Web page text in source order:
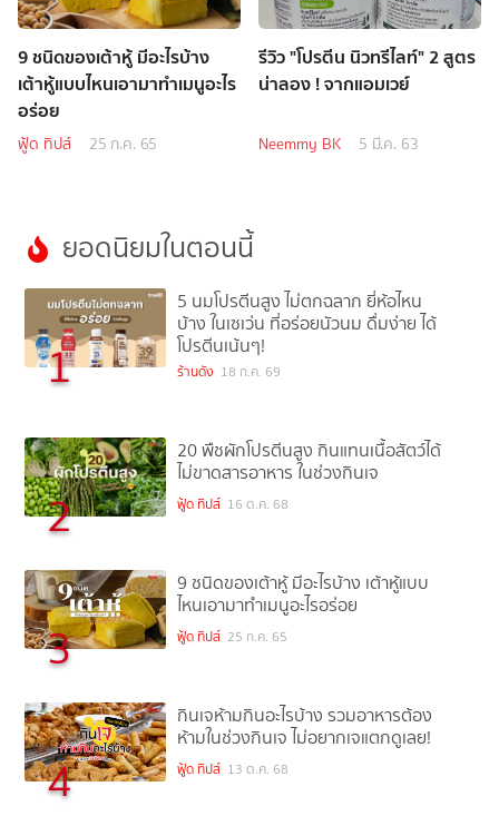
9 ชนิดของเต้าหู้ มีอะไรบ้าง
เต้าหู้แบบไหนเอามาทำเมนูอะไร
อร่อย
ฟู้ด ทิปส์ 25 ก.ค. 65
รีวิว "โปรตีน นิวทรีไลท์" 2 สูตร
น่าลอง ! จากแอมเวย์
Neemmy BK 5 มี.ค. 63
ยอดนิยมในตอนนี้
1
5 นมโปรตีนสูง ไม่ตกฉลาก ยี่ห้อไหน
บ้าง ในเซเว่น ที่อร่อยนัวนม ดื่มง่าย ได้
โปรตีนเน้นๆ!
ร้านดัง 18 ก.ค. 69
2
20 พืชผักโปรตีนสูง กินแทนเนื้อสัตว์ได้
ไม่ขาดสารอาหาร ในช่วงกินเจ
ฟู้ด ทิปส์ 16 ต.ค. 68
3
9 ชนิดของเต้าหู้ มีอะไรบ้าง เต้าหู้แบบ
ไหนเอามาทำเมนูอะไรอร่อย
ฟู้ด ทิปส์ 25 ก.ค. 65
4
กินเจห้ามกินอะไรบ้าง รวมอาหารต้อง
ห้ามในช่วงกินเจ ไม่อยากเจแตกดูเลย!
ฟู้ด ทิปส์ 13 ต.ค. 68